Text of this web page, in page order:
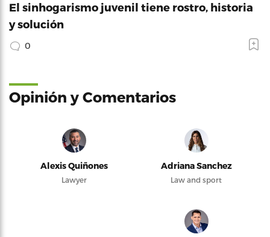
El sinhogarismo juvenil tiene rostro, historia
y solución
0
Opinión y Comentarios
Alexis Quiñones
Lawyer
Adriana Sanchez
Law and sport